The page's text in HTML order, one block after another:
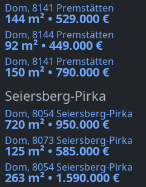
Dom, 8141 Premstätten
144 m² • 529.000 €
Dom, 8144 Premstätten
92 m² • 449.000 €
Dom, 8141 Premstätten
150 m² • 790.000 €
Seiersberg-Pirka
Dom, 8054 Seiersberg-Pirka
720 m² • 950.000 €
Dom, 8073 Seiersberg-Pirka
125 m² • 585.000 €
Dom, 8054 Seiersberg-Pirka
263 m² • 1.590.000 €